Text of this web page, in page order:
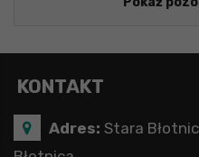
KONTAKT
Adres: Stara